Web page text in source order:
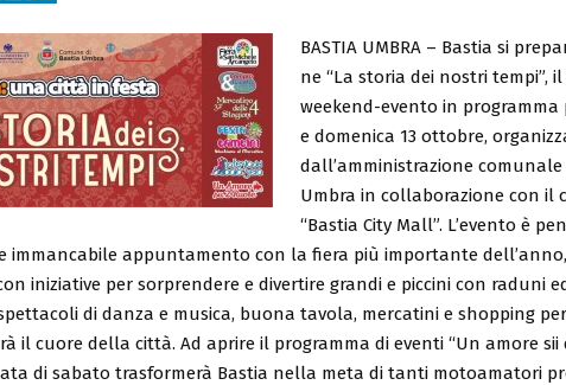
BASTIA UMBRA – Bastia si
ne “La storia dei nostri tempi”,
weekend-evento in programma
e domenica 13 ottobre,
dall’amministrazione comunale
Umbra in collaborazione con il
“Bastia City Mall”. L’evento è
immancabile appuntamento con la fiera più importante
iniziative per sorprendere e divertire grandi e piccini con raduni
di danza e musica, buona tavola, mercatini e shopping
il cuore della città. Ad aprire il programma di eventi “Un amore sii
di sabato trasformerà Bastia nella meta di tanti motoamatori